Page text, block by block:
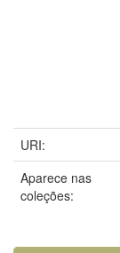
URI:
Aparece nas
coleções: